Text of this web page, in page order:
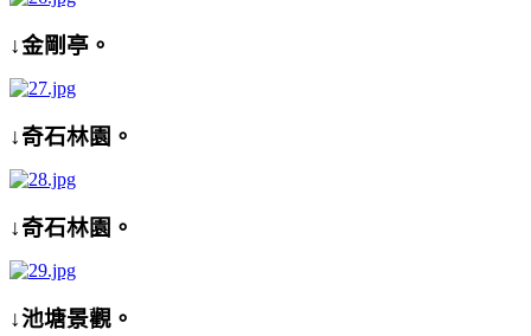
↓金剛亭。
↓奇石林園。
↓奇石林園。
↓池塘景觀。